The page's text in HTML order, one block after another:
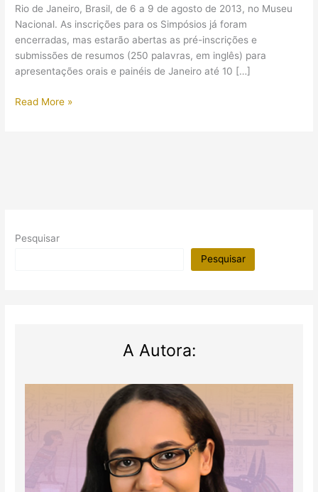
Rio de Janeiro, Brasil, de 6 a 9 de agosto de 2013, no Museu
Nacional. As inscrições para os Simpósios já foram
encerradas, mas estarão abertas as pré-inscrições e
submissões de resumos (250 palavras, em inglês) para
apresentações orais e painéis de Janeiro até 10 […]
8Th
2013)
Read More »
Pesquisar
Pesquisar
A Autora: